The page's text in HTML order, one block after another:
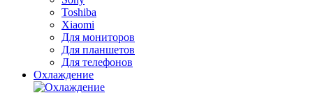
Toshiba
Xiaomi
Для мониторов
Для планшетов
Для телефонов
Охлаждение